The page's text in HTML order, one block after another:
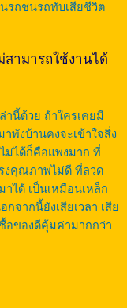
รถชนรถทับเสียชีวิต
สามารถใช้งานได้
นี้ด้วย ถ้าใครเคยมี
พังบ้านคงจะเข้าใจสิ่ง
ม่ได้ก็คือแพงมาก ที่
งคุณภาพไม่ดี ที่ลวด
ได้ เป็นเหมือนเหล็ก
จากนี้ยังเสียเวลา เสีย
อของดีคุ้มค่ามากกว่า